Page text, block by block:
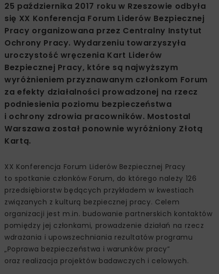
25 października 2017 roku w Rzeszowie odbyła
się XX Konferencja Forum Liderów Bezpiecznej
Pracy organizowana przez Centralny Instytut
Ochrony Pracy. Wydarzeniu towarzyszyła
uroczystość wręczenia Kart Liderów
Bezpiecznej Pracy, które są najwyższym
wyróżnieniem przyznawanym członkom Forum
za efekty działalności prowadzonej na rzecz
podniesienia poziomu bezpieczeństwa
i ochrony zdrowia pracowników. Mostostal
Warszawa został ponownie wyróżniony Złotą
Kartą.
XX Konferencja Forum Liderów Bezpiecznej Pracy
to spotkanie członków Forum, do którego należy 126
przedsiębiorstw będących przykładem w kwestiach
związanych z kulturą bezpiecznej pracy. Celem
organizacji jest m.in. budowanie partnerskich kontaktów
pomiędzy jej członkami, prowadzenie działań na rzecz
wdrażania i upowszechniania rezultatów programu
„Poprawa bezpieczeństwa i warunków pracy”
oraz realizacja projektów badawczych i celowych.